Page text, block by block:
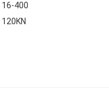
16-400
120KN